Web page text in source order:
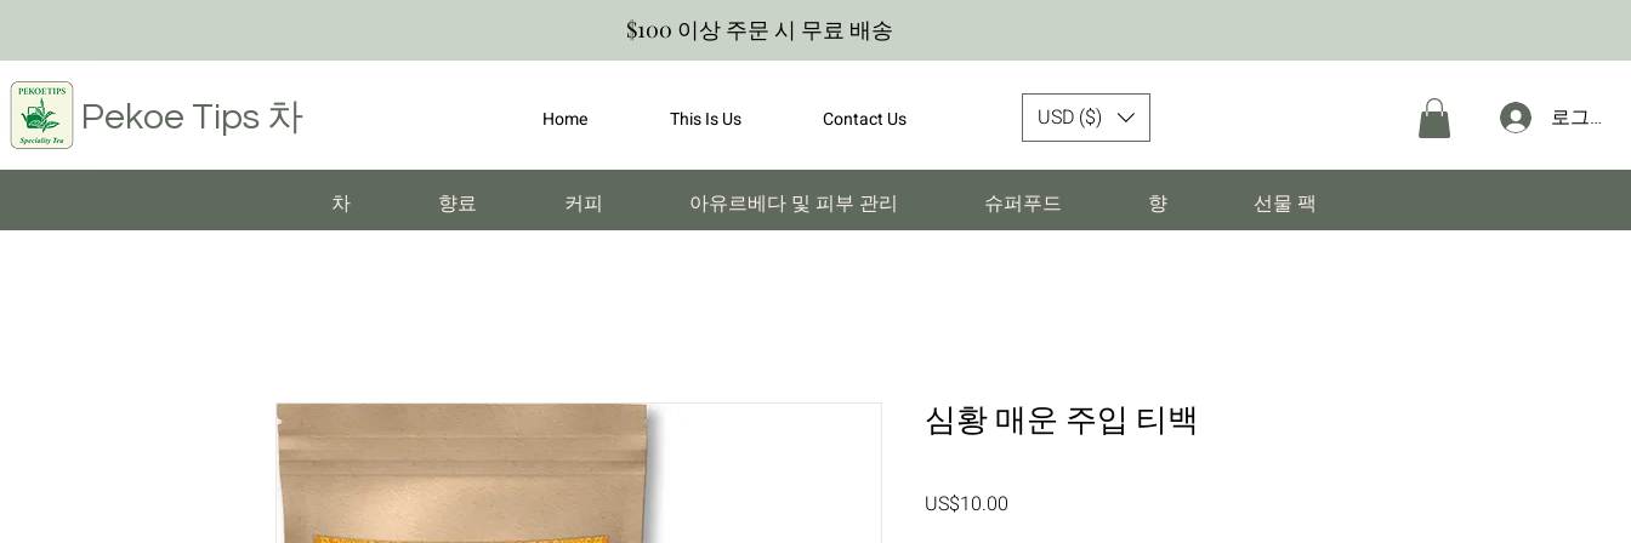
$100 이상 주문 시 무료 배송
Pekoe Tips 차 Home This Is Us Contact Us USD ($) 로그인
차 향료 커피 아유르베다 및 피부 관리 슈퍼푸드 향 선물 팩
심황 매운 주입 티백
US$10.00